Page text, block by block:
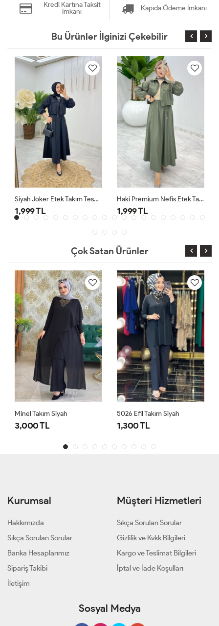
Kredi Kartına Taksit
İmkanı
Kapıda Ödeme İmkanı
Bu Ürünler İlginizi Çekebilir
Siyah Joker Etek Takım Tesettür Giyim
1,999 TL
Haki Premium Nefis Etek Takım
1,999 TL
Çok Satan Ürünler
Minel Takım Siyah
3,000 TL
5026 Efil Takım Siyah
1,300 TL
Kurumsal
Hakkımızda
Sıkça Sorulan Sorular
Banka Hesaplarımız
Sipariş Takibi
İletişim
Müşteri Hizmetleri
Sıkça Sorulan Sorular
Gizlilik ve Kvkk Bilgileri
Kargo ve Teslimat Bilgileri
İptal ve İade Koşulları
Sosyal Medya